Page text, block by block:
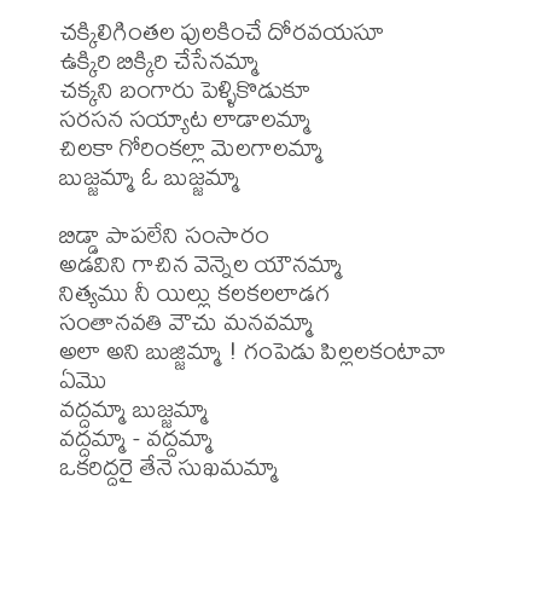
చక్కిలిగింతల పులకించే దోరవయసూ
ఉక్కిరి బిక్కిరి చేసేనమ్మా
చక్కని బంగారు పెళ్ళికొడుకూ
సరసన సయ్యాట లాడాలమ్మా
చిలకా గోరింకల్లా మెలగాలమ్మా
బుజ్జమ్మా ఓ బుజ్జమ్మా
బిడ్డా పాపలేని సంసారం
అడవిని గాచిన వెన్నెల యౌనమ్మా
నిత్యము నీ యిల్లు కలకలలాడగ
సంతానవతి వౌచు మనవమ్మా
అలా అని బుజ్జిమ్మా ! గంపెడు పిల్లలకంటావా
ఏమొ
వద్దమ్మా బుజ్జమ్మా
వద్దమ్మా - వద్దమ్మా